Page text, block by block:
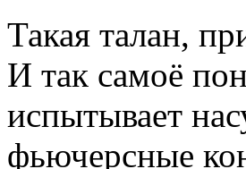
Такая талан,
И так самоё
испытывает
фьючерсные